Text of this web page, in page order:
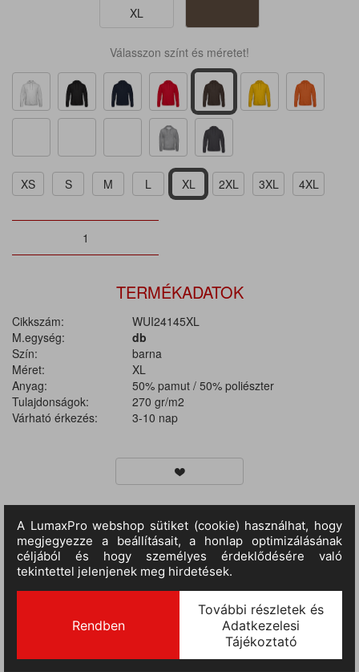
XL
Válasszon színt és méretet!
XS S M L XL 2XL 3XL 4XL
TERMÉKADATOK
Cikkszám:
WUI24145XL
M.egység:
db
Szín:
barna
Méret:
XL
Anyag:
50% pamut / 50% poliészter
Tulajdonságok:
270 gr/m2
Várható érkezés:
3-10 nap
TERMÉKINFORMÁCIÓ
MÉRETTÁBLÁZAT
Anyaga: 50% pamut / 50% poliészter, súlya: 270 g / m2.
Kapucnis. Alsó szegély, mandzsetta és gallér bordázott (elasztán)
a tökéletes illeszkedés érdekében. Oldalvarrások. Finom felületű
textília, nyomtatásra kész. A textíliát tesztelték, kiváló